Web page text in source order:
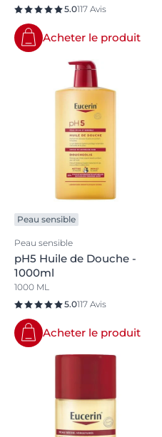
5.0117 Avis
Acheter le produit
Peau sensible
Peau sensible
pH5 Huile de Douche -
1000ml
1000 ML
5.0117 Avis
Acheter le produit